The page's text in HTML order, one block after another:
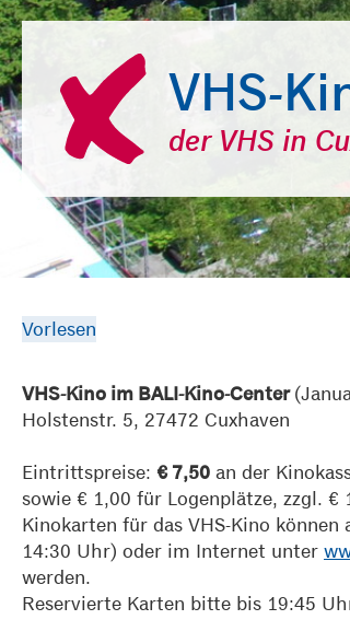
VHS-
der VHS in
Vorlesen
VHS-Kino im BALI-Kino-Center
Holstenstr. 5, 27472 Cuxhaven
Eintrittspreise: € 7,50 an der
sowie € 1,00 für Logenplätze, zzgl. €
Kinokarten für das VHS-Kino
14:30 Uhr) oder im Internet unter
werden.
Reservierte Karten bitte bis 19:45